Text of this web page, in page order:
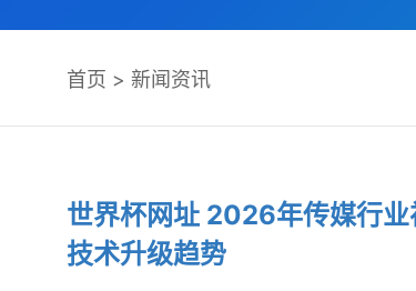
首页 > 新闻资讯
世界杯网址 2026年传媒行
技术升级趋势